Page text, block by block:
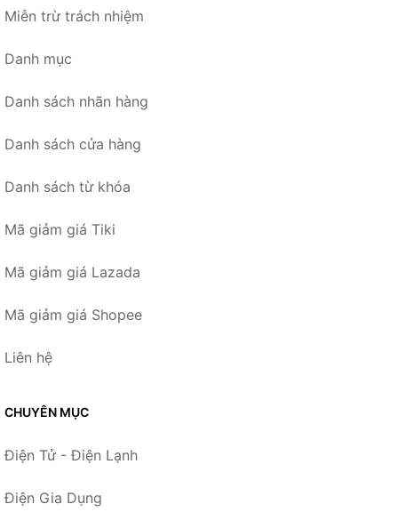
Miễn trừ trách nhiệm
Danh mục
Danh sách nhãn hàng
Danh sách cửa hàng
Danh sách từ khóa
Mã giảm giá Tiki
Mã giảm giá Lazada
Mã giảm giá Shopee
Liên hệ
CHUYÊN MỤC
Điện Tử - Điện Lạnh
Điện Gia Dụng